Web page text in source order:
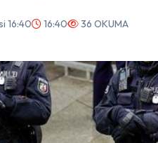
16:40 16:40 36 OKUMA